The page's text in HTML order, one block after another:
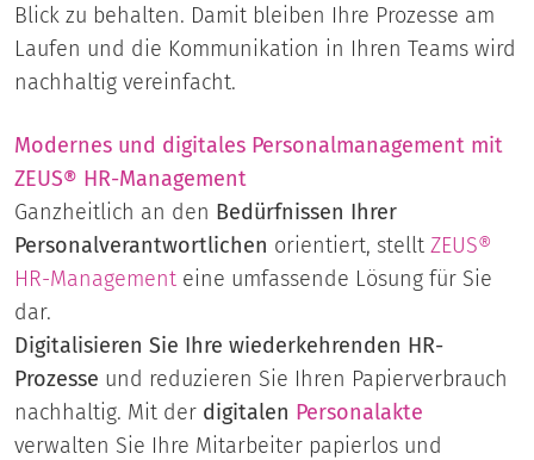
Blick zu behalten. Damit bleiben Ihre Prozesse am
Laufen und die Kommunikation in Ihren Teams wird
nachhaltig vereinfacht.
Modernes und digitales Personalmanagement mit
ZEUS® HR-Management
Ganzheitlich an den Bedürfnissen Ihrer
Personalverantwortlichen orientiert, stellt ZEUS®
HR-Management eine umfassende Lösung für Sie
dar.
Digitalisieren Sie Ihre wiederkehrenden HR-
Prozesse und reduzieren Sie Ihren Papierverbrauch
nachhaltig. Mit der digitalen Personalakte
verwalten Sie Ihre Mitarbeiter papierlos und